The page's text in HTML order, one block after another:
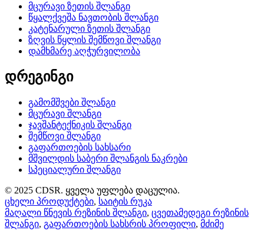
მცურავი ზეთის შლანგი
წყალქვეშა ნავთობის შლანგი
კატენარული ზეთის შლანგი
ზღვის წყლის შემწოვი შლანგი
დამხმარე აღჭურვილობა
დრეგინგი
გამომშვები შლანგი
მცურავი შლანგი
ჯავშანტექნიკის შლანგი
შემწოვი შლანგი
გაფართოების სახსარი
მშვილდის საბერი შლანგის ნაკრები
სპეციალური შლანგი
© 2025 CDSR. ყველა უფლება დაცულია.
ცხელი პროდუქტები, საიტის რუკა
მაღალი წნევის რეზინის შლანგი, ცვეთამედეგი რეზინის
შლანგი, გაფართოების სახსრის პროფილი, მძიმე